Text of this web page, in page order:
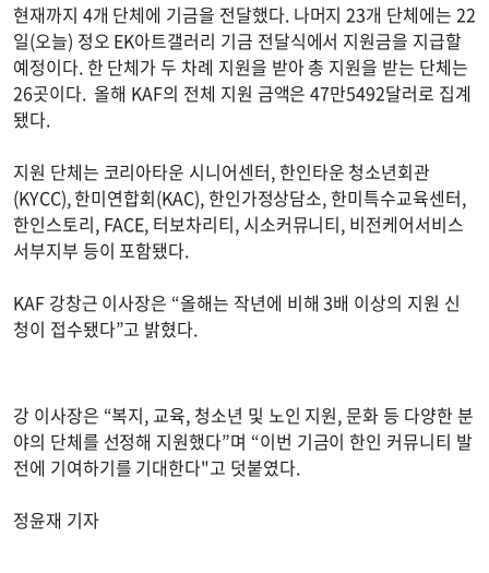
현재까지 4개 단체에 기금을 전달했다. 나머지 23개 단체에는 22
일(오늘) 정오 EK아트갤러리 기금 전달식에서 지원금을 지급할
예정이다. 한 단체가 두 차례 지원을 받아 총 지원을 받는 단체는
26곳이다. 올해 KAF의 전체 지원 금액은 47만5492달러로 집계
됐다.
지원 단체는 코리아타운 시니어센터, 한인타운 청소년회관
(KYCC), 한미연합회(KAC), 한인가정상담소, 한미특수교육센터,
한인스토리, FACE, 터보차리티, 시소커뮤니티, 비전케어서비스
서부지부 등이 포함됐다.
KAF 강창근 이사장은 “올해는 작년에 비해 3배 이상의 지원 신
청이 접수됐다”고 밝혔다.
강 이사장은 “복지, 교육, 청소년 및 노인 지원, 문화 등 다양한 분
야의 단체를 선정해 지원했다”며 “이번 기금이 한인 커뮤니티 발
전에 기여하기를 기대한다"고 덧붙였다.
정윤재 기자